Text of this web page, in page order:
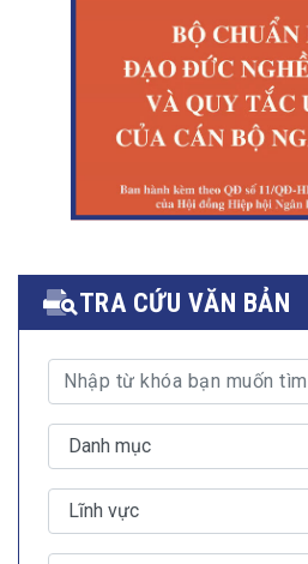
TRA CỨU VĂN BẢN